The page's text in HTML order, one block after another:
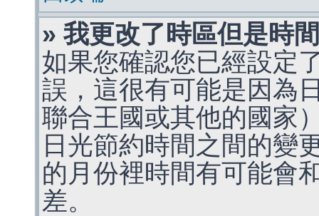
» 我更改了時區但是時
如果您確認您已經設定
誤，這很有可能是因為
聯合王國或其他的國家
日光節約時間之間的變
的月份裡時間有可能會
差。